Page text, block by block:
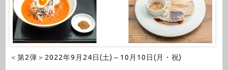
＜第2弾＞2022年9月24日(土)～10月10日(月・祝)